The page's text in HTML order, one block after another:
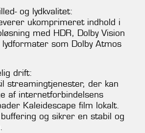
og lydkvalitet:
ukomprimeret indhold i
med HDR, Dolby Vision
som Dolby Atmos
drift:
streamingtjenester, der kan
af internetforbindelsens
Kaleidescape film lokalt.
og sikrer en stabil og